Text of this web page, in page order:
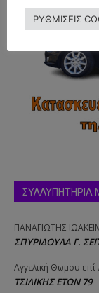
ΠΑΝΑΓΙΩΤΗΣ
ΣΠΥΡΙΔΟΥΛΑ Γ.
Αγγελική Θωμου επί
ΤΣΙΛΙΚΗΣ ΕΤΩΝ 79
ΡΥΘΜΙΣΕΙΣ